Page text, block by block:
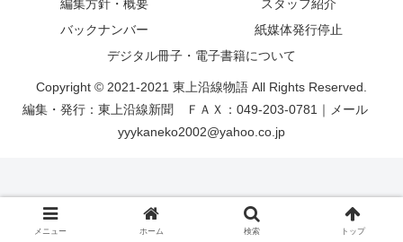
編集方針・概要
スタッフ紹介
バックナンバー
紙媒体発行停止
デジタル冊子・電子書籍について
Copyright © 2021-2021 東上沿線物語 All Rights Reserved.
編集・発行：東上沿線新聞 ＦＡＸ：049-203-0781｜メール
yyykaneko2002@yahoo.co.jp
メニュー ホーム 検索 トップ